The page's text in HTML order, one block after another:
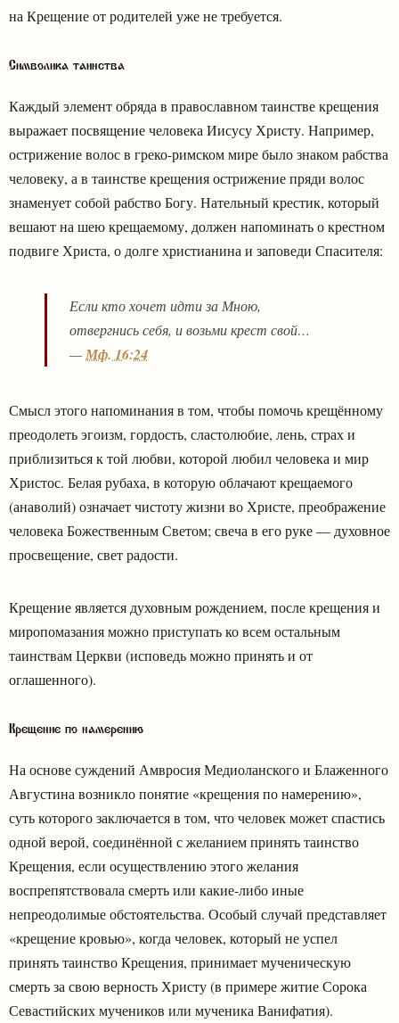
на Крещение от родителей уже не требуется.
Символика таинства
Каждый элемент обряда в православном таинстве крещения
выражает посвящение человека Иисусу Христу. Например,
острижение волос в греко-римском мире было знаком рабства
человеку, а в таинстве крещения острижение пряди волос
знаменует собой рабство Богу. Нательный крестик, который
вешают на шею крещаемому, должен напоминать о крестном
подвиге Христа, о долге христианина и заповеди Спасителя:
Если кто хочет идти за Мною,
отвергнись себя, и возьми крест свой…
—Мф. 16:24
Смысл этого напоминания в том, чтобы помочь крещённому
преодолеть эгоизм, гордость, сластолюбие, лень, страх и
приблизиться к той любви, которой любил человека и мир
Христос. Белая рубаха, в которую облачают крещаемого
(анаволий) означает чистоту жизни во Христе, преображение
человека Божественным Светом; свеча в его руке — духовное
просвещение, свет радости.
Крещение является духовным рождением, после крещения и
миропомазания можно приступать ко всем остальным
таинствам Церкви (исповедь можно принять и от
оглашенного).
Крещение по намерению
На основе суждений Амвросия Медиоланского и Блаженного
Августина возникло понятие «крещения по намерению»,
суть которого заключается в том, что человек может спастись
одной верой, соединённой с желанием принять таинство
Крещения, если осуществлению этого желания
воспрепятствовала смерть или какие-либо иные
непреодолимые обстоятельства. Особый случай представляет
«крещение кровью», когда человек, который не успел
принять таинство Крещения, принимает мученическую
смерть за свою верность Христу (в примере житие Сорока
Севастийских мучеников или мученика Ванифатия).